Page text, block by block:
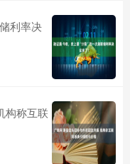
利率决
构称互联